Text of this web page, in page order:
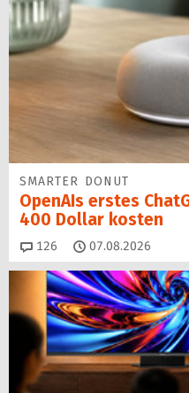
SMARTER DONUT
OpenAIs erstes
400 Dollar kosten
126 Kommentare
07.08.2026